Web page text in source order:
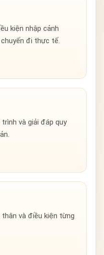
kiện nhập cảnh
đi thực tế.
và giải đáp quy
và điều kiện từng